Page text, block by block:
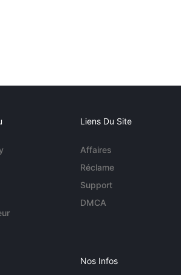
Liens Du Site
Affaires
Réclame
Support
DMCA
Nos Infos